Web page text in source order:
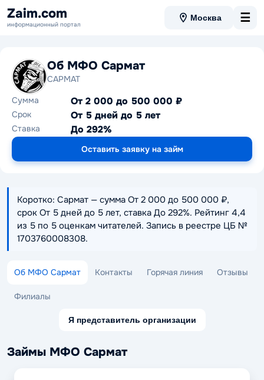
Zaim.com
информационный портал
Москва ☰
Об МФО Сармат
САРМАТ
Сумма
От 2 000 до 500 000 ₽
Срок От 5 дней до 5 лет
Ставка До 292%
Оставить заявку на займ
Коротко: Сармат — сумма От 2 000 до 500 000 ₽,
срок От 5 дней до 5 лет, ставка До 292%. Рейтинг 4,4
из 5 по 5 оценкам читателей. Запись в реестре ЦБ №
1703760008308.
Об МФО Сармат Контакты Горячая линия Отзывы
Филиалы
Я представитель организации
Займы МФО Сармат